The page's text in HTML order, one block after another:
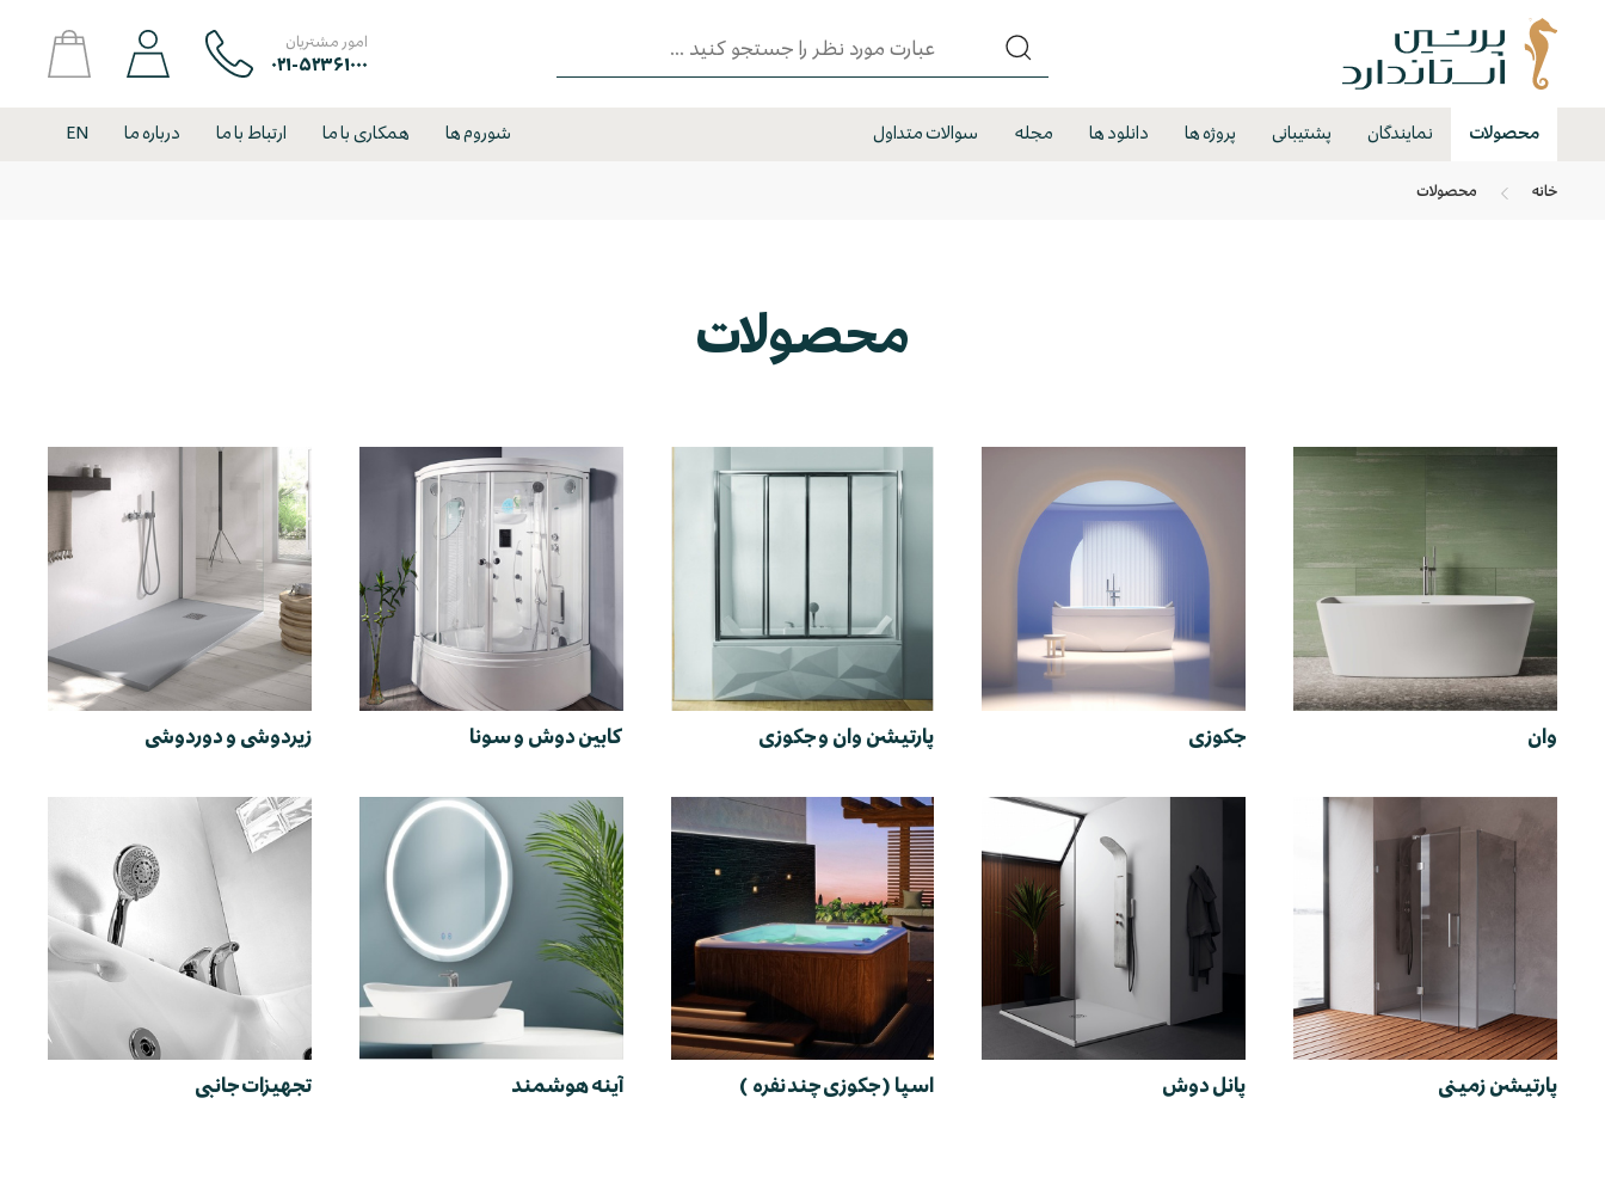
امور مشتریان
۰۲۱-۵۲۳۶۱۰۰۰
محصولات نمایندگان پشتیبانی پروژه ها دانلود ها مجله سوالات متداول شوروم ها همکاری با ما ارتباط با ما درباره ما EN
خانه محصولات
محصولات
وان جکوزی پارتیشن وان و جکوزی کابین دوش و سونا زیردوشی و دوردوشی
پارتیشن زمینی پانل دوش اسپا ( جکوزی چند نفره ) آینه هوشمند تجهیزات جانبی